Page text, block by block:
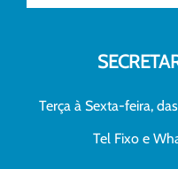
Terça à Sexta-feira,
Tel Fixo e